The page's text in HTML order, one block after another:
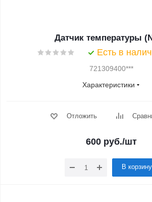
Датчик температуры
Есть в
721309400***
Характеристики
Отложить
600 руб./шт
В корзину